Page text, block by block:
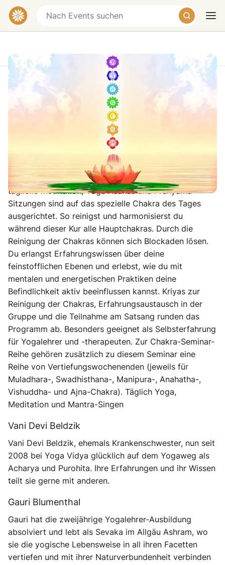
Wochenende
Chakra-Kur - Reinigung der Chakras
Yoga Vidya Allgäu, Lärchenweg, Oy-
Mittelberg-Maria-Rain, Germany
Für die Reinigung der Chakras konzentrierst du dich
unter Anleitung jeden Tag auf ein anderes Chakra. Die
tägliche Meditation, Yoga Asanas und Pranyama-
Sitzungen sind auf das spezielle Chakra des Tages
ausgerichtet. So reinigst und harmonisierst du
während dieser Kur alle Hauptchakras. Durch die
Reinigung der Chakras können sich Blockaden lösen.
Du erlangst Erfahrungswissen über deine
feinstofflichen Ebenen und erlebst, wie du mit
mentalen und energetischen Praktiken deine
Befindlichkeit aktiv beeinflussen kannst. Kriyas zur
Reinigung der Chakras, Erfahrungsaustausch in der
Gruppe und die Teilnahme am Satsang runden das
Programm ab. Besonders geeignet als Selbsterfahrung
für Yogalehrer und -therapeuten. Zur Chakra-Seminar-
Reihe gehören zusätzlich zu diesem Seminar eine
Reihe von Vertiefungswochenenden (jeweils für
Muladhara-, Swadhisthana-, Manipura-, Anahatha-,
Vishuddha- und Ajna-Chakra). Täglich Yoga,
Meditation und Mantra-Singen
Vani Devi Beldzik
Vani Devi Beldzik, ehemals Krankenschwester, nun seit
2008 bei Yoga Vidya glücklich auf dem Yogaweg als
Acharya und Purohita. Ihre Erfahrungen und ihr Wissen
teilt sie gerne mit anderen.
Gauri Blumenthal
Gauri hat die zweijährige Yogalehrer-Ausbildung
absolviert und lebt als Sevaka im Allgäu Ashram, wo
sie die yogische Lebensweise in all ihren Facetten
vertiefen und mit ihrer Naturverbundenheit verbinden